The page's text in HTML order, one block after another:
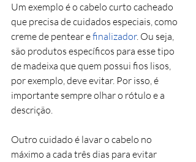
Um exemplo é o cabelo curto cacheado
que precisa de cuidados especiais, como
creme de pentear efinalizador. Ou seja,
são produtos específicos para esse tipo
de madeixa que quem possui fios lisos,
por exemplo, deve evitar. Por isso, é
importante sempre olhar o rótulo e a
descrição.
Outro cuidado é lavar o cabelo no
máximo a cada três dias para evitar